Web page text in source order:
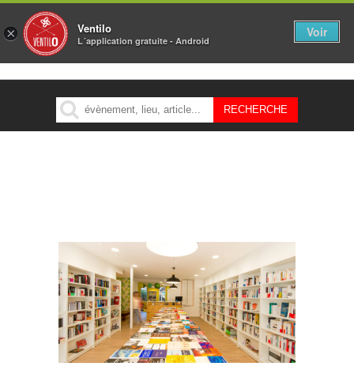
MENU
× Ventilo
L´application gratuite - Android
Voir